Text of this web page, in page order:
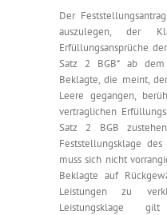
Der
auszulegen, der
Erfüllungsansprüche
Satz 2 BGB* ab dem
Beklagte, die meint,
Leere gegangen,
vertraglichen
Satz 2 BGB
Feststellungsklage
muss sich nicht
Beklagte auf
Leistungen zu
Leistungsklage